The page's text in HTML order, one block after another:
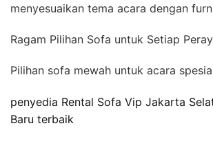
menyesuaikan tema acara dengan
Ragam Pilihan Sofa untuk Setiap
Pilihan sofa mewah untuk acara
penyedia Rental Sofa Vip Jakarta
Baru terbaik